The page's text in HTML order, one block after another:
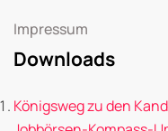
Impressum
Downloads
Königsweg zu den